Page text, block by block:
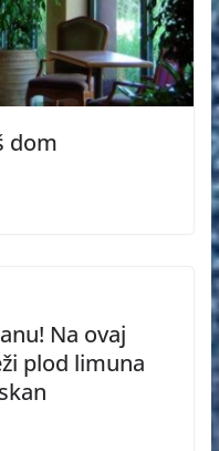
dom
Na ovaj
plod limuna